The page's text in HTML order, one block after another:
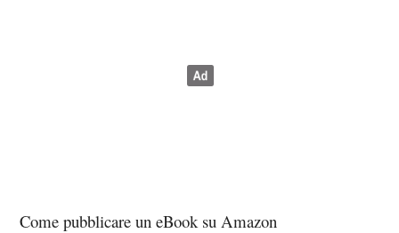
Come pubblicare un eBook su Amazon